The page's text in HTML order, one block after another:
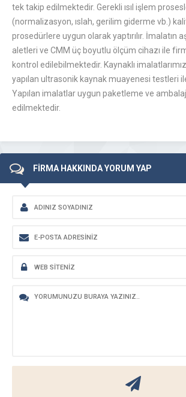
tek takip edilmektedir. Gerekli ısıl işlem
(normalizasyon, ıslah, gerilim giderme vb.)
prosedürlere uygun olarak yaptırılır. İmalatın
aletleri ve CMM üç boyutlu ölçüm cihazı ile
kontrol edilebilmektedir. Kaynaklı
yapılan ultrasonik kaynak muayenesi testleri
Yapılan imalatlar uygun paketleme ve
edilmektedir.
FİRMA HAKKINDA YORUM YAP